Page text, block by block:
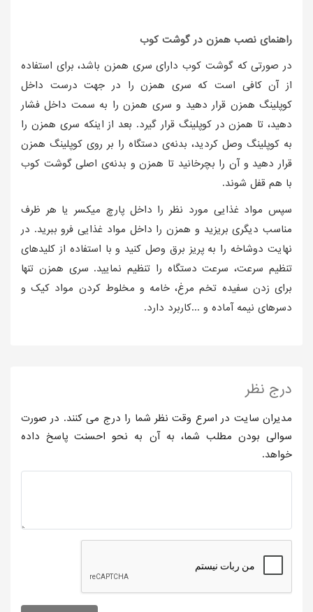
راهنمای نصب همزن در گوشت کوب
در صورتی که گوشت کوب دارای سری همزن باشد، برای استفاده
از آن کافی است که سری همزن را در جهت درست داخل
کوپلینگ همزن قرار دهید و سری همزن را به سمت داخل فشار
دهید، تا همزن در کوپلینگ قرار گیرد. بعد از اینکه سری همزن را
به کوپلینگ وصل کردید، بدنه‌ی دستگاه را بر روی کوپلینگ همزن
قرار دهید و آن را بچرخانید تا همزن و بدنه‌ی اصلی گوشت کوب
با هم قفل شوند.
سپس مواد غذایی مورد نظر را داخل پارچ میکسر یا هر ظرف
مناسب دیگری بریزید و همزن را داخل مواد غذایی فرو ببرید. در
نهایت دوشاخه را به پریز برق وصل کنید و با استفاده از کلیدهای
تنظیم سرعت، سرعت دستگاه را تنظیم نمایید. سری همزن تنها
برای زدن سفیده تخم مرغ، خامه و مخلوط کردن مواد کیک و
دسرهای نیمه ‌آماده و ...کاربرد دارد.
درج نظر
مدیران سایت در اسرع وقت نظر شما را درج می کنند. در صورت
سوالی بودن مطلب شما، به آن به نحو احسنت پاسخ داده
خواهد.